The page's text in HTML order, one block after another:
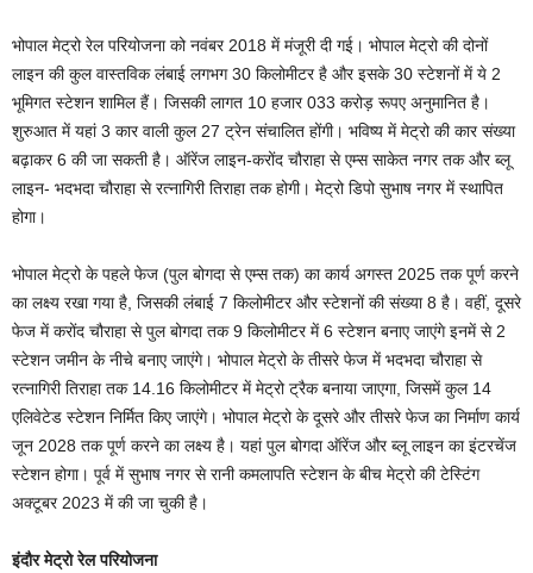
भोपाल मेट्रो रेल परियोजना को नवंबर 2018 में मंजूरी दी गई। भोपाल मेट्रो की दोनों
लाइन की कुल वास्तविक लंबाई लगभग 30 किलोमीटर है और इसके 30 स्टेशनों में ये 2
भूमिगत स्टेशन शामिल हैं। जिसकी लागत 10 हजार 033 करोड़ रूपए अनुमानित है।
शुरुआत में यहां 3 कार वाली कुल 27 ट्रेन संचालित होंगी। भविष्य में मेट्रो की कार संख्या
बढ़ाकर 6 की जा सकती है। ऑरेंज लाइन-करोंद चौराहा से एम्स साकेत नगर तक और ब्लू
लाइन- भदभदा चौराहा से रत्नागिरी तिराहा तक होगी। मेट्रो डिपो सुभाष नगर में स्थापित
होगा।
भोपाल मेट्रो के पहले फेज (पुल बोगदा से एम्स तक) का कार्य अगस्त 2025 तक पूर्ण करने
का लक्ष्य रखा गया है, जिसकी लंबाई 7 किलोमीटर और स्टेशनों की संख्या 8 है। वहीं, दूसरे
फेज में करोंद चौराहा से पुल बोगदा तक 9 किलोमीटर में 6 स्टेशन बनाए जाएंगे इनमें से 2
स्टेशन जमीन के नीचे बनाए जाएंगे। भोपाल मेट्रो के तीसरे फेज में भदभदा चौराहा से
रत्नागिरी तिराहा तक 14.16 किलोमीटर में मेट्रो ट्रैक बनाया जाएगा, जिसमें कुल 14
एलिवेटेड स्टेशन निर्मित किए जाएंगे। भोपाल मेट्रो के दूसरे और तीसरे फेज का निर्माण कार्य
जून 2028 तक पूर्ण करने का लक्ष्य है। यहां पुल बोगदा ऑरेंज और ब्लू लाइन का इंटरचेंज
स्टेशन होगा। पूर्व में सुभाष नगर से रानी कमलापति स्टेशन के बीच मेट्रो की टेस्टिंग
अक्टूबर 2023 में की जा चुकी है।
इंदौर मेट्रो रेल परियोजना